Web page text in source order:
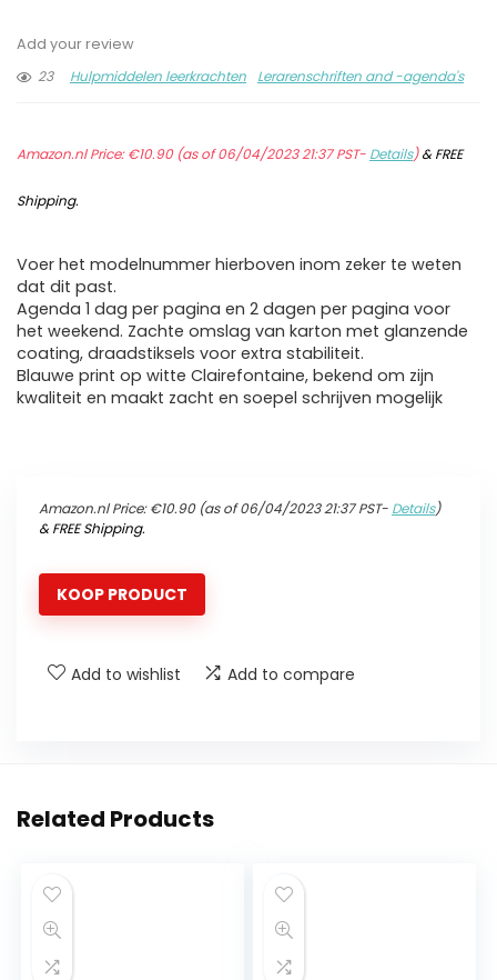
Add your review
23
Hulpmiddelen leerkrachten Lerarenschriften and -agenda's
Amazon.nl Price:€10.90(as of 06/04/2023 21:37 PST- Details)&FREE
Shipping.
Voer het modelnummer hierboven inom zeker te weten
dat dit past.
Agenda 1 dag per pagina en 2 dagen per pagina voor
het weekend. Zachte omslag van karton met glanzende
coating, draadstiksels voor extra stabiliteit.
Blauwe print op witte Clairefontaine, bekend om zijn
kwaliteit en maakt zacht en soepel schrijven mogelijk
Amazon.nl Price:€10.90(as of 06/04/2023 21:37 PST- Details)
&FREE Shipping.
KOOP PRODUCT
Add to wishlist Add to compare
Related Products